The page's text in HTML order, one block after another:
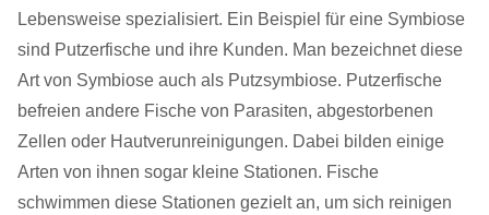
Lebensweise spezialisiert. Ein Beispiel für eine Symbiose
sind Putzerfische und ihre Kunden. Man bezeichnet diese
Art von Symbiose auch als Putzsymbiose. Putzerfische
befreien andere Fische von Parasiten, abgestorbenen
Zellen oder Hautverunreinigungen. Dabei bilden einige
Arten von ihnen sogar kleine Stationen. Fische
schwimmen diese Stationen gezielt an, um sich reinigen